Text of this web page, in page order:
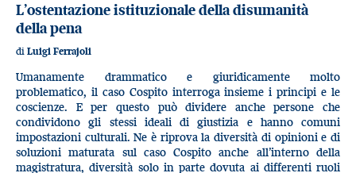
L’ostentazione istituzionale della disumanità
della pena
di Luigi Ferrajoli
Umanamente drammatico e giuridicamente molto
problematico, il caso Cospito interroga insieme i principi e le
coscienze. E per questo può dividere anche persone che
condividono gli stessi ideali di giustizia e hanno comuni
impostazioni culturali. Ne è riprova la diversità di opinioni e di
soluzioni maturata sul caso Cospito anche all’interno della
magistratura, diversità solo in parte dovuta ai differenti ruoli